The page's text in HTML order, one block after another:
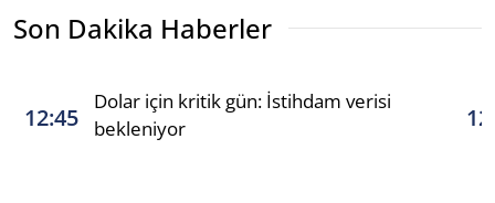
Son Dakika Haberler
12:45
Dolar için kritik gün: İstihdam verisi
bekleniyor